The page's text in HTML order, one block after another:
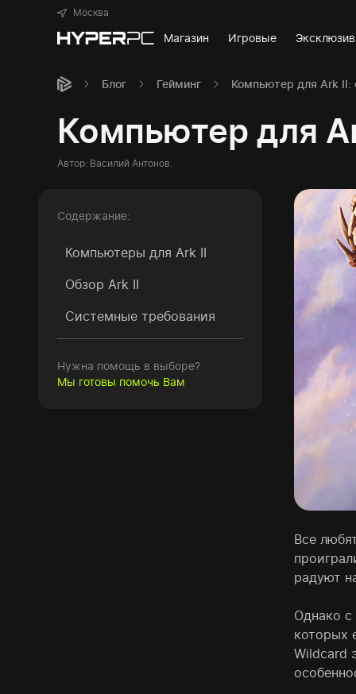
Москва
Магазин Игровые
Блог Гейминг Компьютер для Ark II:
Компьютер для
Автор: Василий Антонов.
Содержание:
Компьютеры для Ark II
Обзор Ark II
Системные требования
Нужна помощь в выборе?
Мы готовы помочь Вам
Все
радуют
Однако с
которых
Wildcard